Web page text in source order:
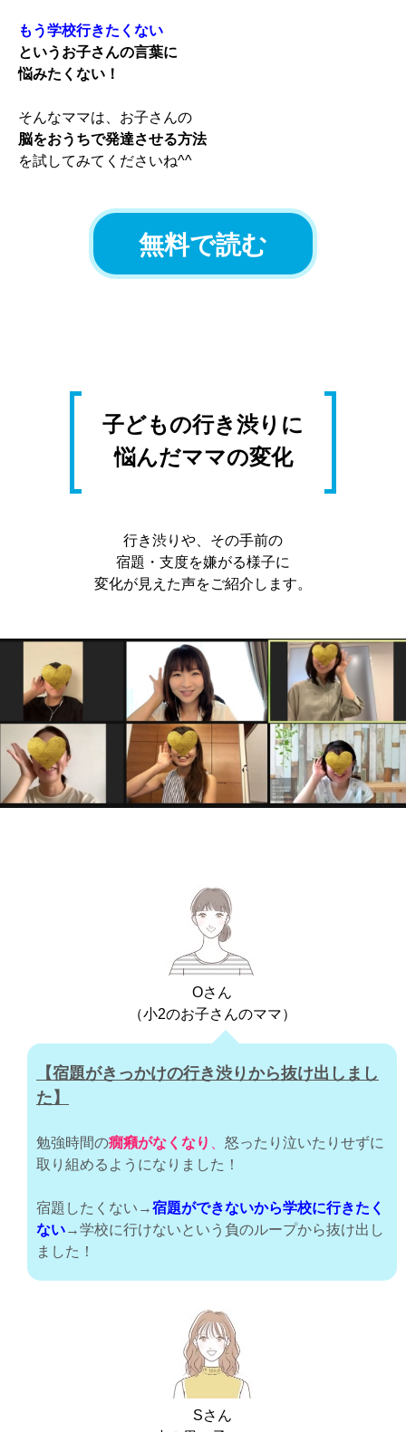
もう学校行きたくない
というお子さんの言葉に
悩みたくない！
そんなママは、お子さんの
脳をおうちで発達させる方法
を試してみてくださいね^^
無料で読む
子どもの行き渋りに
悩んだママの変化
行き渋りや、その手前の
宿題・支度を嫌がる様子に
変化が見えた声をご紹介します。
Oさん
（小2のお子さんのママ）
【宿題がきっかけの行き渋りから抜け出しまし
た】
勉強時間の癇癪がなくなり
怒ったり泣いたりせずに
取り組めるようになりました！
宿題したくない→宿題ができないから学校に行きたく
ない→学校に行けないという負のループから抜け出し
ました！
Sさん